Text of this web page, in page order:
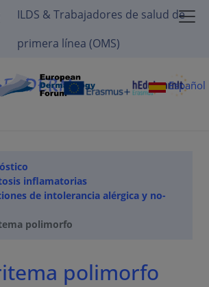
ILDS & Trabajadores de salud de
primera línea (OMS)
Español
inflamatorias
de intolerancia alérgica y no-
polimorfo
polimorfo